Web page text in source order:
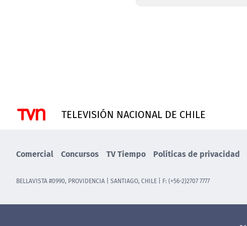
TELEVISIÓN NACIONAL DE CHILE
Comercial Concursos TV Tiempo Políticas de privacidad
BELLAVISTA #0990, PROVIDENCIA | SANTIAGO, CHILE | F: (+56-2)2707 7777